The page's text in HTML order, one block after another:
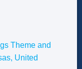
Theme and
United